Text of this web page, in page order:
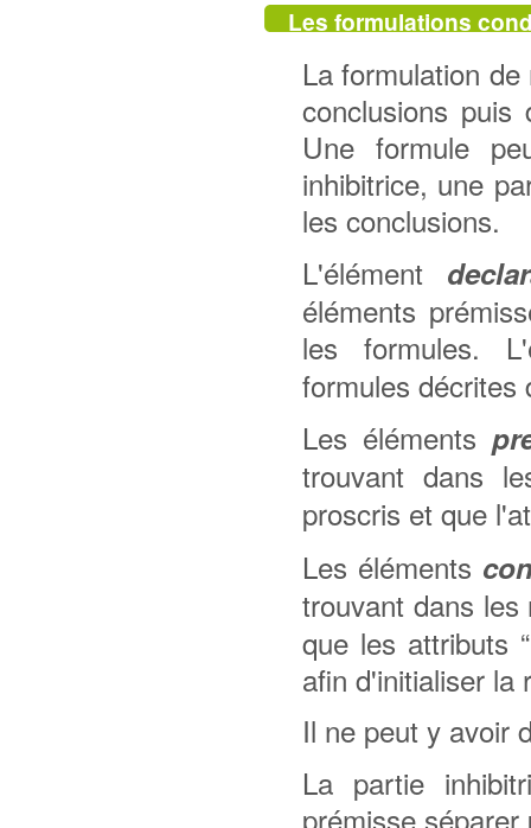
Les formulations
La formulation
conclusions
Une formule
inhibitrice, une
les conclusions.
L'élément
éléments
les formules.
formules décrites
Les éléments
trouvant dans
proscris et que
Les éléments
trouvant dans les
que les attributs
afin d'initialiser la
Il ne peut y avoir
La partie
prémisse